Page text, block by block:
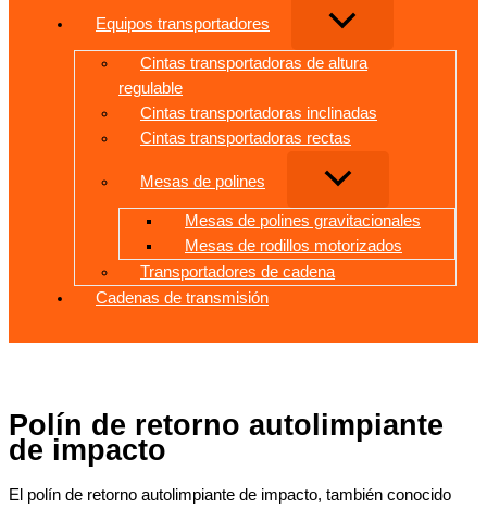
Equipos transportadores
Cintas transportadoras de altura
regulable
Cintas transportadoras inclinadas
Cintas transportadoras rectas
Mesas de polines
Mesas de polines gravitacionales
Mesas de rodillos motorizados
Transportadores de cadena
Cadenas de transmisión
Polín de retorno autolimpiante
de impacto
El polín de retorno autolimpiante de impacto, también conocido